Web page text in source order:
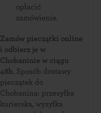
opłacić
zamówienie.
Zamów pieczątki online
i odbierz je w
Chobaninie w ciągu
48h. Sposób dostawy
pieczątek do
Chobanina: przesyłka
kurierska, wysyłka